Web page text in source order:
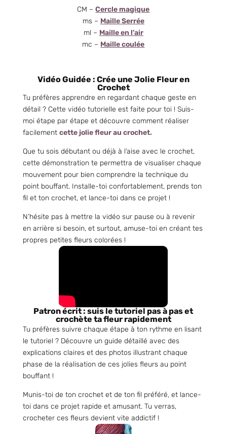
CM –Cercle magique
ms – Maille Serrée
ml – Maille en l’air
mc – Maille coulée
Vidéo Guidée : Crée une Jolie Fleur en
Crochet
Tu préfères apprendre en regardant chaque geste en
détail ? Cette vidéo tutorielle est faite pour toi ! Suis-
moi étape par étape et découvre comment réaliser
facilement cette jolie fleur au crochet.
Que tu sois débutant ou déjà à l’aise avec le crochet,
cette démonstration te permettra de visualiser chaque
mouvement pour bien comprendre la technique du
point bouffant. Installe-toi confortablement, prends ton
fil et ton crochet, et lance-toi dans ce projet !
N’hésite pas à mettre la vidéo sur pause ou à revenir
en arrière si besoin, et surtout, amuse-toi en créant tes
propres petites fleurs colorées !
Patron écrit : suis le tutoriel pas à pas et
crochète ta fleur rapidement
Tu préfères suivre chaque étape à ton rythme en lisant
le tutoriel ? Découvre un guide détaillé avec des
explications claires et des photos illustrant chaque
phase de la réalisation de ces jolies fleurs au point
bouffant !
Munis-toi de ton crochet et de ton fil préféré, et lance-
toi dans ce projet rapide et amusant. Tu verras,
crocheter ces fleurs devient vite addictif !